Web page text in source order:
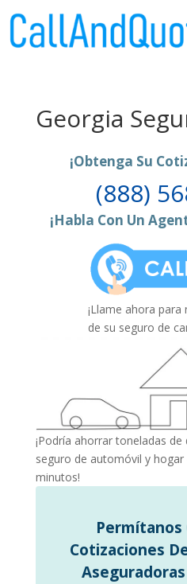
Georgia
¡Obtenga Su
(888)
¡Habla Con Un
¡Llame ahora
de su seguro de
¡Podría ahorrar toneladas
seguro de automóvil y
minutos!
Permítanos
Cotizaciones